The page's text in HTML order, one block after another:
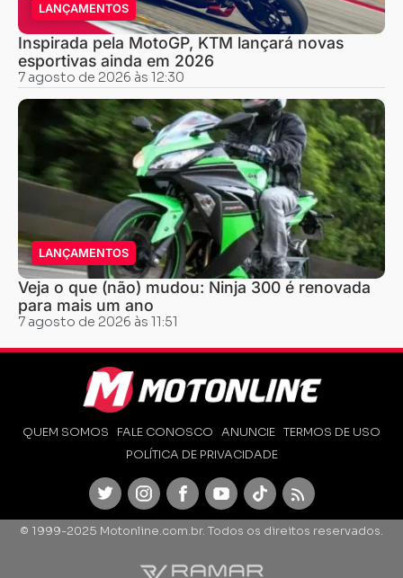
LANÇAMENTOS
Inspirada pela MotoGP, KTM lançará novas
esportivas ainda em 2026
7 agosto de 2026 às 12:30
LANÇAMENTOS
Veja o que (não) mudou: Ninja 300 é renovada
para mais um ano
7 agosto de 2026 às 11:51
QUEM SOMOS FALE CONOSCO ANUNCIE TERMOS DE USO
POLÍTICA DE PRIVACIDADE
TwitterInstagramFacebookYoutubeTikTok Feed
© 1999-2025 Motonline.com.br. Todos os direitos reservados.